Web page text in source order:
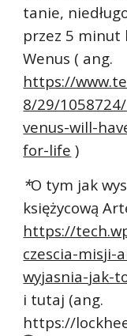
tanie,
przez 5 minut
https://
8/29/
venus-will-
for-life )
*O tym jak
https://
czescia-misji-
wyjasnia-jak-
i tutaj (ang.
https://